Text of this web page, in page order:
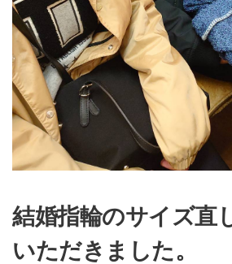
結婚指輪のサイズ直
いただきました。